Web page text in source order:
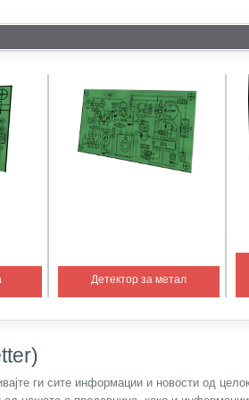
Детектор за метал
ги сите информации и новости од